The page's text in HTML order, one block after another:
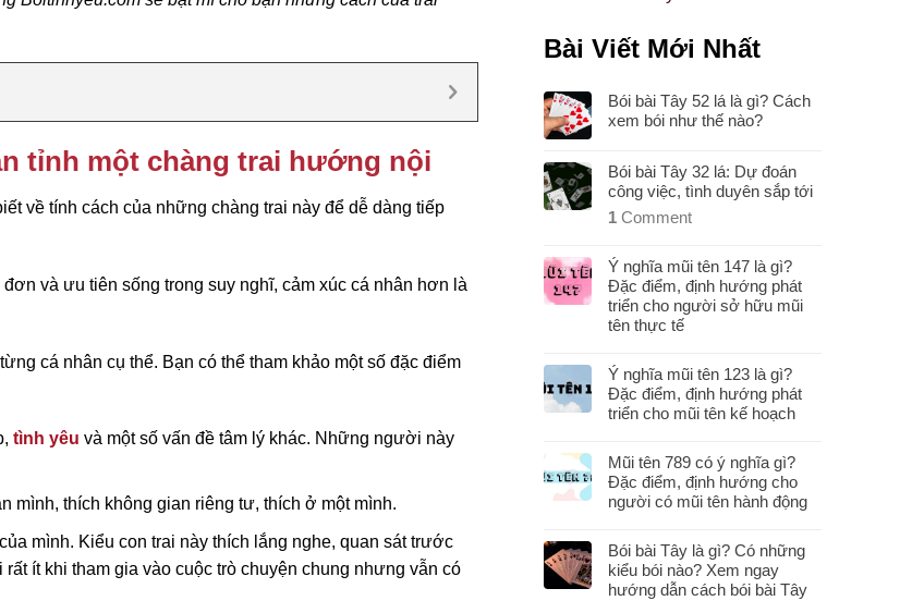
tỉnh một chàng trai hướng nội
về tính cách của những chàng trai này để dễ dàng tiếp
và ưu tiên sống trong suy nghĩ, cảm xúc cá nhân hơn là
cá nhân cụ thể. Bạn có thể tham khảo một số đặc điểm
tình yêu và một số vấn đề tâm lý khác. Những người này
mình, thích không gian riêng tư, thích ở một mình.
mình. Kiểu con trai này thích lắng nghe, quan sát trước
ít khi tham gia vào cuộc trò chuyện chung nhưng vẫn có
Bài Viết Mới Nhất
Bói bài Tây 52 lá là gì? Cách
xem bói như thế nào?
Bói bài Tây 32 lá: Dự đoán
công việc, tình duyên sắp tới
1 Comment
Ý nghĩa mũi tên 147 là gì?
Đặc điểm, định hướng phát
triển cho người sở hữu mũi
tên thực tế
Ý nghĩa mũi tên 123 là gì?
Đặc điểm, định hướng phát
triển cho mũi tên kế hoạch
Mũi tên 789 có ý nghĩa gì?
Đặc điểm, định hướng cho
người có mũi tên hành động
Bói bài Tây là gì? Có những
kiểu bói nào? Xem ngay
hướng dẫn cách bói bài Tây